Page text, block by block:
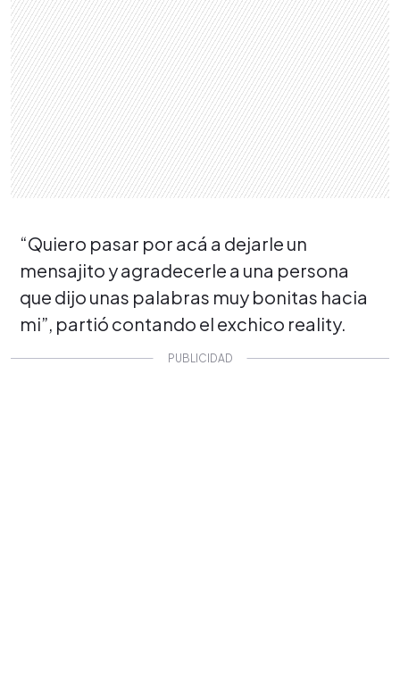
“Quiero pasar por acá a dejarle un
mensajito y agradecerle a una persona
que dijo unas palabras muy bonitas hacia
mi”, partió contando el exchico reality.